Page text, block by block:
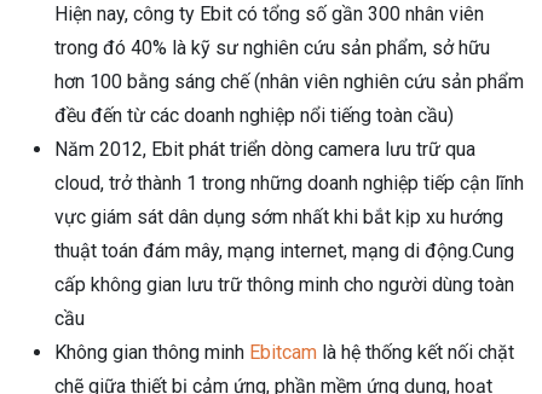
Hiện nay, công ty Ebit có tổng số gần 300 nhân viên
trong đó 40% là kỹ sư nghiên cứu sản phẩm, sở hữu
hơn 100 bằng sáng chế (nhân viên nghiên cứu sản phẩm
đều đến từ các doanh nghiệp nổi tiếng toàn cầu)
Năm 2012, Ebit phát triển dòng camera lưu trữ qua
cloud, trở thành 1 trong những doanh nghiệp tiếp cận lĩnh
vực giám sát dân dụng sớm nhất khi bắt kịp xu hướng
thuật toán đám mây, mạng internet, mạng di động.Cung
cấp không gian lưu trữ thông minh cho người dùng toàn
cầu
Không gian thông minh Ebitcam là hệ thống kết nối chặt
chẽ giữa thiết bị cảm ứng, phần mềm ứng dụng, hoạt